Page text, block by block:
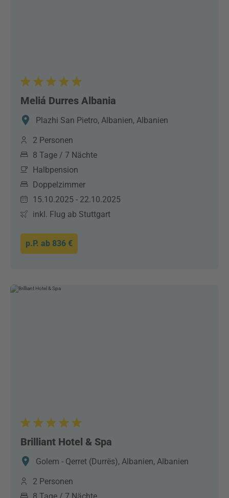
Meliá Durres Albania
Plazhi San Pietro, Albanien, Albanien
2 Personen
8 Tage / 7 Nächte
Halbpension
Doppelzimmer
15.10.2025 - 22.10.2025
inkl. Flug ab Stuttgart
p.P. ab 836 €
Brilliant Hotel & Spa
Golem - Qerret (Durrës), Albanien, Albanien
2 Personen